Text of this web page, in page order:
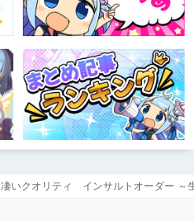
凄いクオリティ インサルトオーダー ～